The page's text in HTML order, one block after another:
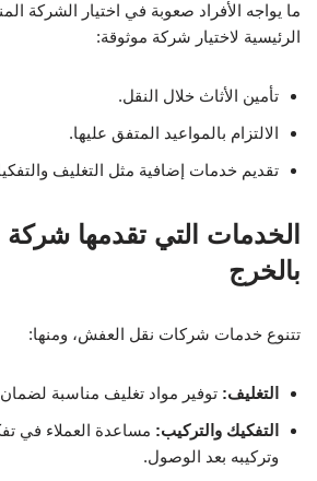
ما يواجه الأفراد صعوبة في اختيار الشركة
الرئيسية لاختيار شركة موثوقة:
تأمين الأثاث خلال النقل.
الالتزام بالمواعيد المتفق عليها.
تقديم خدمات إضافية مثل التغليف
الخدمات التي تقدمها
بالخرج
تتنوع خدمات شركات نقل العفش، ومنها:
التغليف: توفير مواد تغليف مناسبة لضمان
التفكيك والتركيب: مساعدة العملاء في
وتركيبه بعد الوصول.